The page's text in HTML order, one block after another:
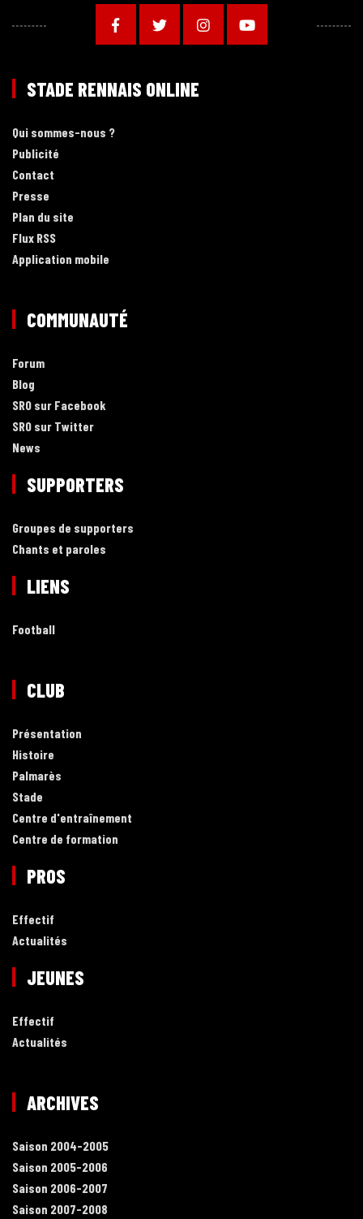
STADE RENNAIS ONLINE
Qui sommes-nous ?
Publicité
Contact
Presse
Plan du site
Flux RSS
Application mobile
COMMUNAUTÉ
Forum
Blog
SRO sur Facebook
SRO sur Twitter
News
SUPPORTERS
Groupes de supporters
Chants et paroles
LIENS
Football
CLUB
Présentation
Histoire
Palmarès
Stade
Centre d'entraînement
Centre de formation
PROS
Effectif
Actualités
JEUNES
Effectif
Actualités
ARCHIVES
Saison 2004-2005
Saison 2005-2006
Saison 2006-2007
Saison 2007-2008